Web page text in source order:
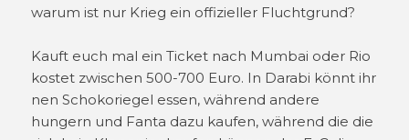
warum ist nur Krieg ein offizieller Fluchtgrund?
Kauft euch mal ein Ticket nach Mumbai oder Rio
kostet zwischen 500-700 Euro. In Darabi könnt ihr
nen Schokoriegel essen, während andere
hungern und Fanta dazu kaufen, während die die